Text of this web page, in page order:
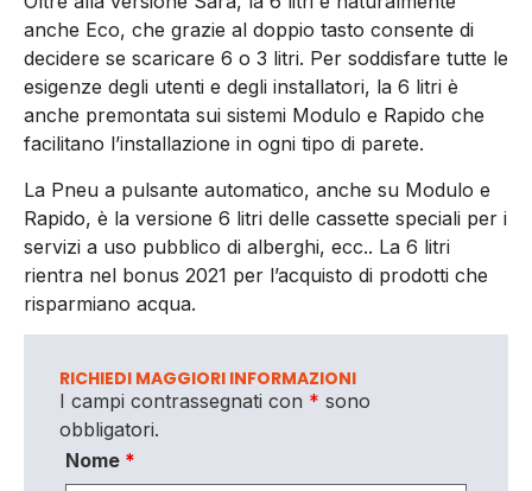
anche Eco, che grazie al doppio tasto consente di
decidere se scaricare 6 o 3 litri. Per soddisfare tutte le
esigenze degli utenti e degli installatori, la 6 litri è
anche premontata sui sistemi Modulo e Rapido che
facilitano l’installazione in ogni tipo di parete.
La Pneu a pulsante automatico, anche su Modulo e
Rapido, è la versione 6 litri delle cassette speciali per i
servizi a uso pubblico di alberghi, ecc.. La 6 litri
rientra nel bonus 2021 per l’acquisto di prodotti che
risparmiano acqua.
RICHIEDI MAGGIORI INFORMAZIONI
I campi contrassegnati con * sono
obbligatori.
Nome *